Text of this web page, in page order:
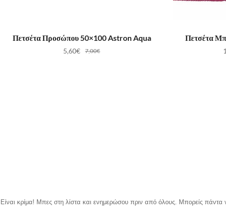
ΠΡΟΣΘΉΚΗ ΣΤΟ ΚΑΛΆΘΙ
Πετσέτα Προσώπου 50×100 Astron Aqua
7,00€
5,60€
Πετσέτα
Είναι κρίμα! Μπες στη λίστα και ενημερώσου πριν από όλους.
Μπορείς πάντα